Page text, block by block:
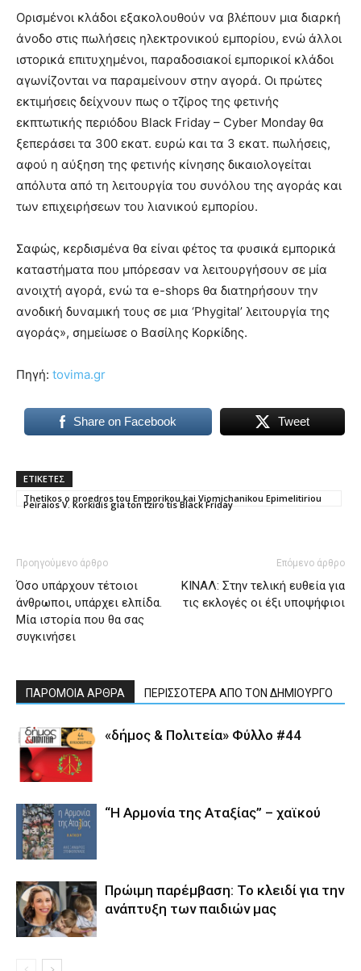
Ορισμένοι κλάδοι εξακολουθούν να βλέπουν μια διαρκή
άνοδο στις πωλήσεις ηλεκτρονικού εμπορίου, ενώ άλλοι
ιστορικά επιτυχημένοι, παραδοσιακοί εμπορικοί κλάδοι
αγωνίζονται να παραμείνουν στην αγορά. Οι πρώτες
εκτιμήσεις δείχνουν πως ο τζίρος της φετινής
εκπτωτικής περιόδου Black Friday – Cyber Monday θα
ξεπεράσει τα 300 εκατ. ευρώ και τα 3 εκατ. πωλήσεις,
αφού η αύξηση της φετινής κίνησης δικαιολογείται
απόλυτα από τη λειτουργία του συνόλου της αγοράς και
των επιχειρήσεων του λιανικού εμπορίου.
Σαφώς, κερδισμένα θα είναι φέτος τα φυσικά εμπορικά
καταστήματα που μπόρεσαν να λειτουργήσουν σε μία
ανοιχτή αγορά, ενώ τα e-shops θα διατηρήσουν την
ανοδική δυναμική τους σε μια ‘Phygital’ λειτουργία της
αγοράς», σημείωσε ο Βασίλης Κορκίδης.
Πηγή: tovima.gr
Share on Facebook Tweet
ΕΤΙΚΕΤΕΣ
Thetikos o proedros tou Emporikou kai Viomichanikou Epimelitiriou
Peiraios V. Korkidis gia ton tziro tis Black Friday
Προηγούμενο άρθρο
Όσο υπάρχουν τέτοιοι
άνθρωποι, υπάρχει ελπίδα.
Μία ιστορία που θα σας
συγκινήσει
Επόμενο άρθρο
ΚΙΝΑΛ: Στην τελική ευθεία για
τις εκλογές οι έξι υποψήφιοι
ΠΑΡΟΜΟΙΑ ΑΡΘΡΑ ΠΕΡΙΣΣΟΤΕΡΑ ΑΠΟ ΤΟΝ ΔΗΜΙΟΥΡΓΟ
«δήμος & Πολιτεία» Φύλλο #44
“Η Αρμονία της Αταξίας” – χαϊκού
Πρώιμη παρέμβαση: Το κλειδί για την
ανάπτυξη των παιδιών µας